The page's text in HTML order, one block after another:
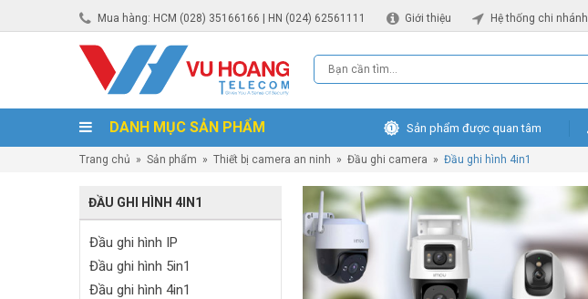
Mua hàng: HCM (028) 35166166 | HN (024) 62561111 Giới thiệu Hệ thống chi nhánh
DANH MỤC SẢN PHẨM Sản phẩm được quan tâm
Trang chủ » Sản phẩm » Thiết bị camera an ninh » Đầu ghi camera » Đầu ghi hình 4in1
ĐẦU GHI HÌNH 4IN1
Đầu ghi hình IP
Đầu ghi hình 5in1
Đầu ghi hình 4in1